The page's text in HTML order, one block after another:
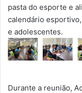
pasta do esporte e
calendário
e adolescentes.
Durante a reunião,